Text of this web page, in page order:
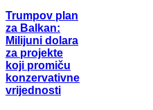
Trumpov plan
za Balkan:
Milijuni dolara
za projekte
koji promiču
konzervativne
vrijednosti